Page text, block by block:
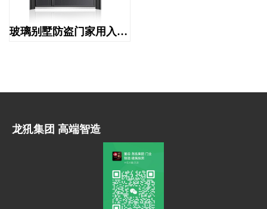
玻璃别墅防盗门家用入户透光防盗门
龙犼集团 高端智造